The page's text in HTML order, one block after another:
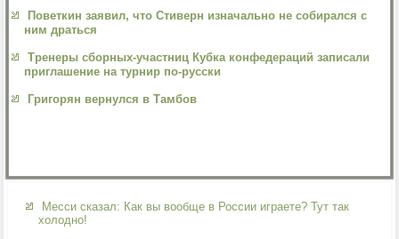
Поветкин заявил, что Стиверн изначально не собирался с
ним драться
Тренеры сборных-участниц Кубка конфедераций записали
приглашение на турнир по-русски
Григорян вернулся в Тамбов
Месси сказал: Как вы вообще в России играете? Тут так
холодно!